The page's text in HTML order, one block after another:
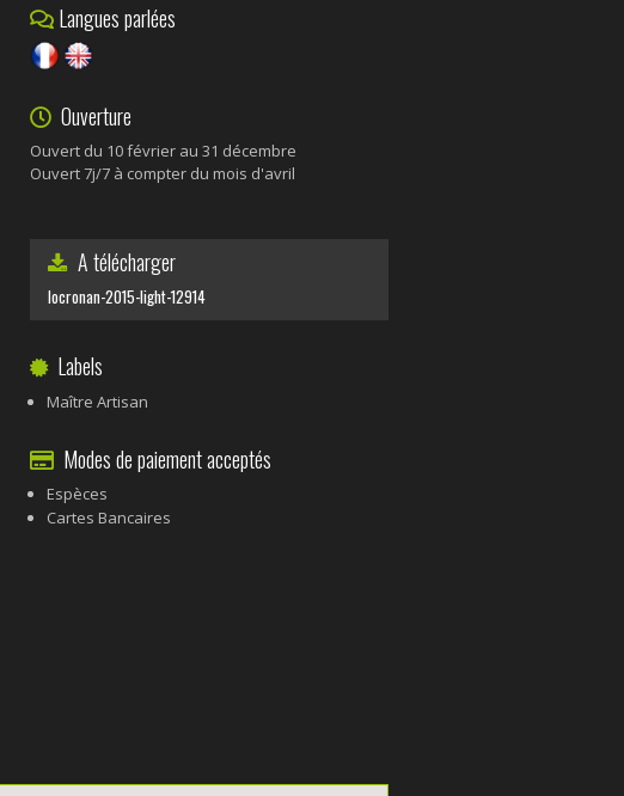
Langues parlées
Ouverture
Ouvert du 10 février au 31 décembre
Ouvert 7j/7 à compter du mois d'avril
A télécharger
locronan-2015-light-12914
Labels
Maître Artisan
Modes de paiement acceptés
Espèces
Cartes Bancaires